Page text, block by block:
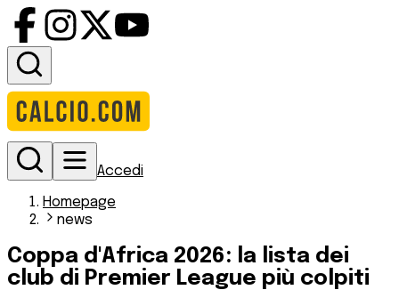
Accedi
Homepage
news
Coppa d'Africa 2026: la lista dei
club di Premier League più colpiti